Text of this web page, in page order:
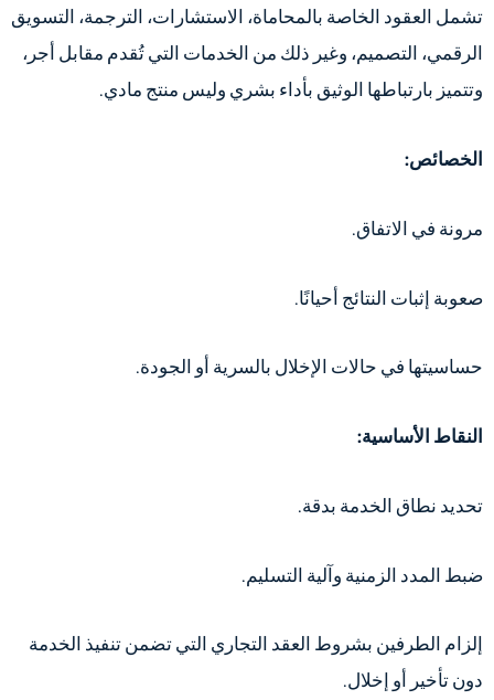
تشمل العقود الخاصة بالمحاماة، الاستشارات، الترجمة، التسويق
الرقمي، التصميم، وغير ذلك من الخدمات التي تُقدم مقابل أجر،
وتتميز بارتباطها الوثيق بأداء بشري وليس منتج مادي.
الخصائص:
مرونة في الاتفاق.
صعوبة إثبات النتائج أحيانًا.
حساسيتها في حالات الإخلال بالسرية أو الجودة.
النقاط الأساسية:
تحديد نطاق الخدمة بدقة.
ضبط المدد الزمنية وآلية التسليم.
إلزام الطرفين بشروط العقد التجاري التي تضمن تنفيذ الخدمة
دون تأخير أو إخلال.